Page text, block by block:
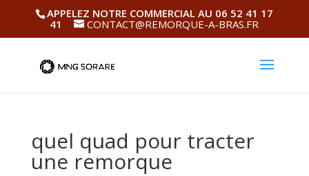
APPELEZ NOTRE COMMERCIAL AU 06 52 41 17
41
CONTACT@REMORQUE-A-BRAS.FR
quel quad pour tracter
une remorque